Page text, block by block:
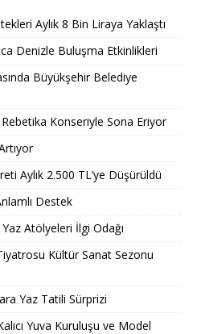
Aylık 8 Bin Liraya Yaklaştı
Denizle Buluşma Etkinlikleri
Büyükşehir Belediye
Konseriyle Sona Eriyor
Aylık 2.500 TL’ye Düşürüldü
Destek
Atölyeleri İlgi Odağı
Kültür Sanat Sezonu
Yaz Tatili Sürprizi
Yuva Kuruluşu ve Model